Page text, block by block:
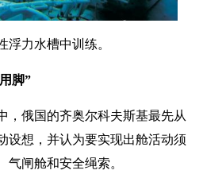
浮力水槽中训练。
脚”
，俄国的齐奥尔科夫斯基最先从
设想，并认为要实现出舱活动须
气闸舱和安全绳索。